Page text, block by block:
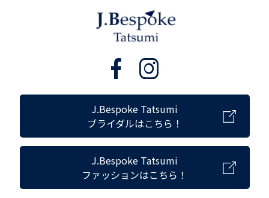
J.Bespoke Tatsumi
ブライダルはこちら！
J.Bespoke Tatsumi
ファッションはこちら！